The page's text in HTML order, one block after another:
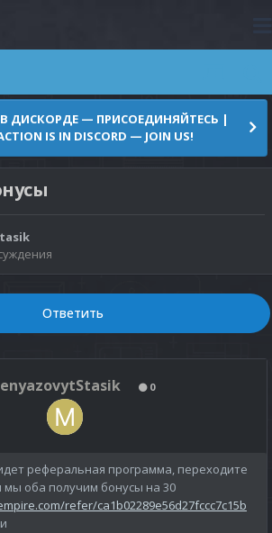
В ДИСКОРДЕ — ПРИСОЕДИНЯЙТЕСЬ |
IS IN DISCORD — JOIN US!
Ответить
0
реферальная программа, переходите
мы оба получим бонусы на 30
refer/ca1b02289e56d27fccc7c15b